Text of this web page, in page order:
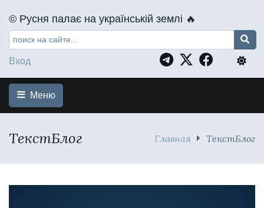
©️ Русня палає на українській землі 🔥
Вход
Меню
ТекстБлог Главная ТекстБлог